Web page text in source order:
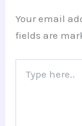
Your email
fields are
here..